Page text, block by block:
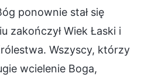
ponownie stał się
zakończył Wiek Łaski i
Wszyscy, którzy
wcielenie Boga,